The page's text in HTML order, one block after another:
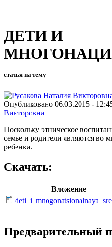
ДЕТИ И
статья на тему
Опубликовано 06.03.2015 -
Викторовна
Поскольку этническое
семье и родители являются во
ребенка.
Скачать:
Вложение
Предварительный